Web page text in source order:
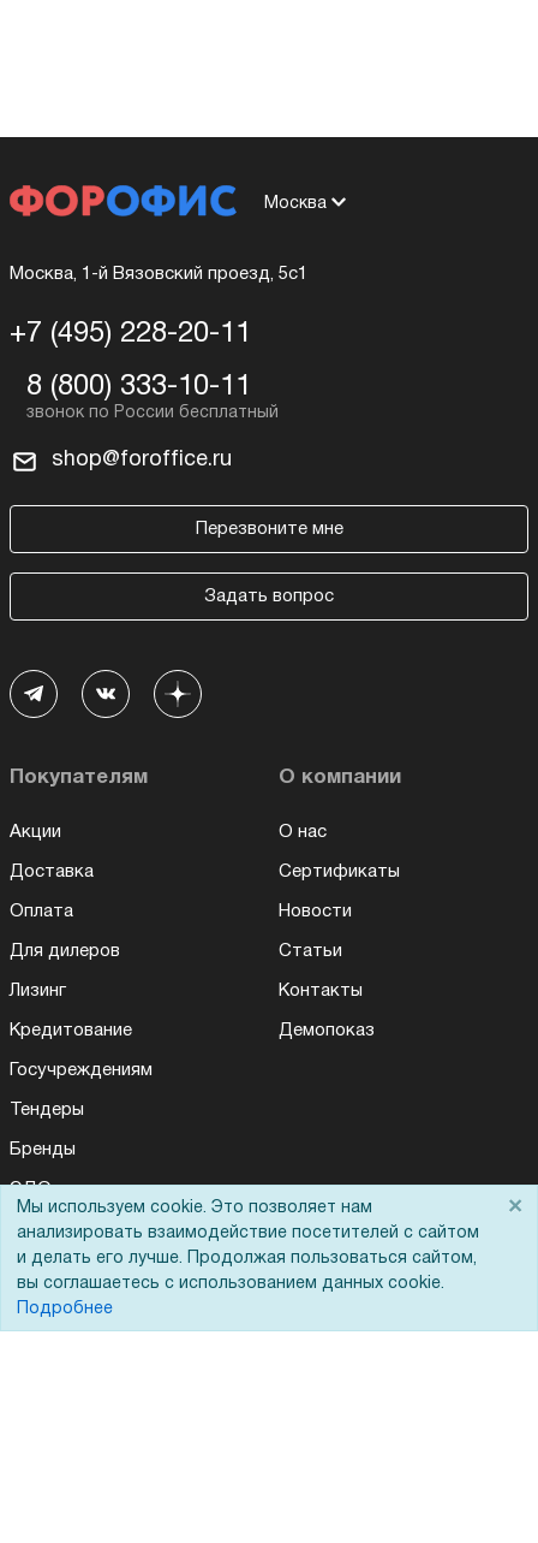
Москва
Москва, 1-й Вязовский проезд, 5с1
+7 (495) 228-20-11
8 (800) 333-10-11
shop@foroffice.ru
Перезвоните мне
Задать вопрос
Покупателям
Акции
Доставка
Оплата
Для дилеров
Лизинг
Кредитование
Госучреждениям
Тендеры
Бренды
ЭДО
О компании
О нас
Сертификаты
Новости
Статьи
Контакты
Демопоказ
Помощь
Вопрос-ответ
Мы используем cookie. Это позволяет нам
анализировать взаимодействие посетителей с сайтом
и делать его лучше. Продолжая пользоваться сайтом,
вы соглашаетесь с использованием данных cookie.
Подробнее
×